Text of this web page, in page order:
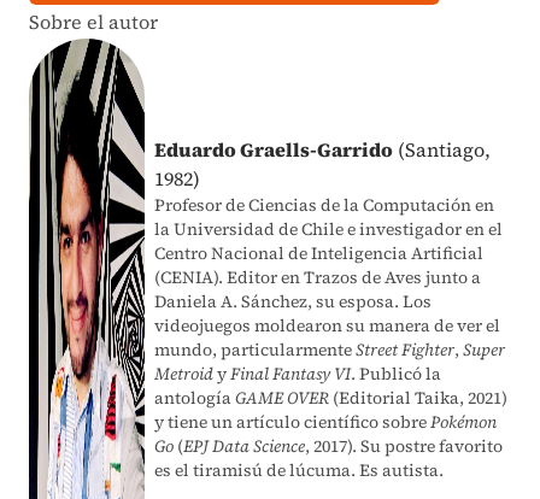
Sobre el autor
Eduardo Graells-Garrido (Santiago,
1982)
Profesor de Ciencias de la Computación en
la Universidad de Chile e investigador en el
Centro Nacional de Inteligencia Artificial
(CENIA). Editor en Trazos de Aves junto a
Daniela A. Sánchez, su esposa. Los
videojuegos moldearon su manera de ver el
mundo, particularmenteStreet Fighter, Super
MetroidyFinal Fantasy VI. Publicó la
antologíaGAME OVER (Editorial Taika, 2021)
y tiene un artículo científico sobrePokémon
Go (EPJ Data Science, 2017). Su postre favorito
es el tiramisú de lúcuma. Es autista.